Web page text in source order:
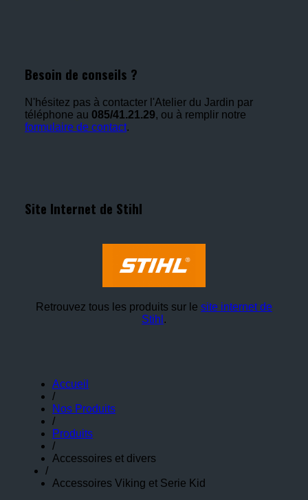
Besoin de conseils ?
N'hésitez pas à contacter l'Atelier du Jardin par
téléphone au 085/41.21.29, ou à remplir notre
formulaire de contact.
Site Internet de Stihl
Retrouvez tous les produits sur le site internet de
Stihl .
Accueil
/
Nos Produits
/
Produits
/
Accessoires et divers
/
Accessoires Viking et Serie Kid